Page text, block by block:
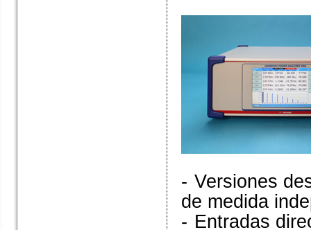
- Versiones
de medida
- Entradas